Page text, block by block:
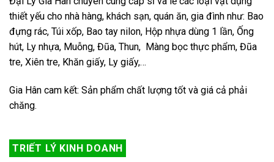
thiết yếu cho nhà hàng, khách sạn, quán ăn, gia đình như: Bao
đựng rác, Túi xốp, Bao tay nilon, Hộp nhựa dùng 1 lần, Ống
hút, Ly nhựa, Muỗng, Đũa, Thun, Màng bọc thực phẩm, Đũa
tre, Xiên tre, Khăn giấy, Ly giấy,…
Gia Hân cam kết: Sản phẩm chất lượng tốt và giá cả phải
chăng.
TRIẾT LÝ KINH DOANH